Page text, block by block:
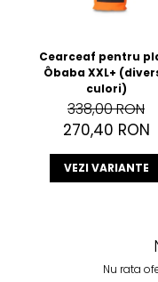
Cearceaf pentru
Ôbaba XXL+
culori)
338,00 RON
270,40 RON
VEZI VARIANTE
Nu rata